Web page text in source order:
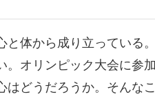
と体から成り立っている
。オリンピック大会に参
はどうだろうか。そんな